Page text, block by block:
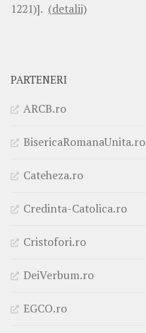
1221)]. (detalii)
PARTENERI
ARCB.ro
BisericaRomanaUnita.ro
Cateheza.ro
Credinta-Catolica.ro
Cristofori.ro
DeiVerbum.ro
EGCO.ro